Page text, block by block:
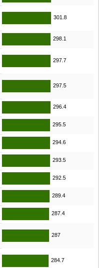
301.8
298.1
297.7
297.5
296.4
295.5
294.6
293.5
292.5
289.4
287.4
287
284.7